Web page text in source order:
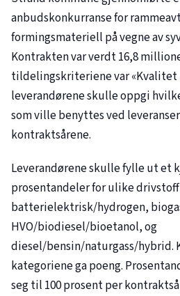
anbudskonkurranse for
formingsmateriell på vegne av
Kontrakten var verdt 16,8
tildelingskriteriene var «Kvalitet
leverandørene skulle oppgi
som ville benyttes ved
kontraktsårene.
Leverandørene skulle fylle ut et
prosentandeler for ulike
batterielektrisk/hydrogen,
HVO/biodiesel/bioetanol, og
diesel/bensin/naturgass/hybrid.
kategoriene ga poeng.
seg til 100 prosent per